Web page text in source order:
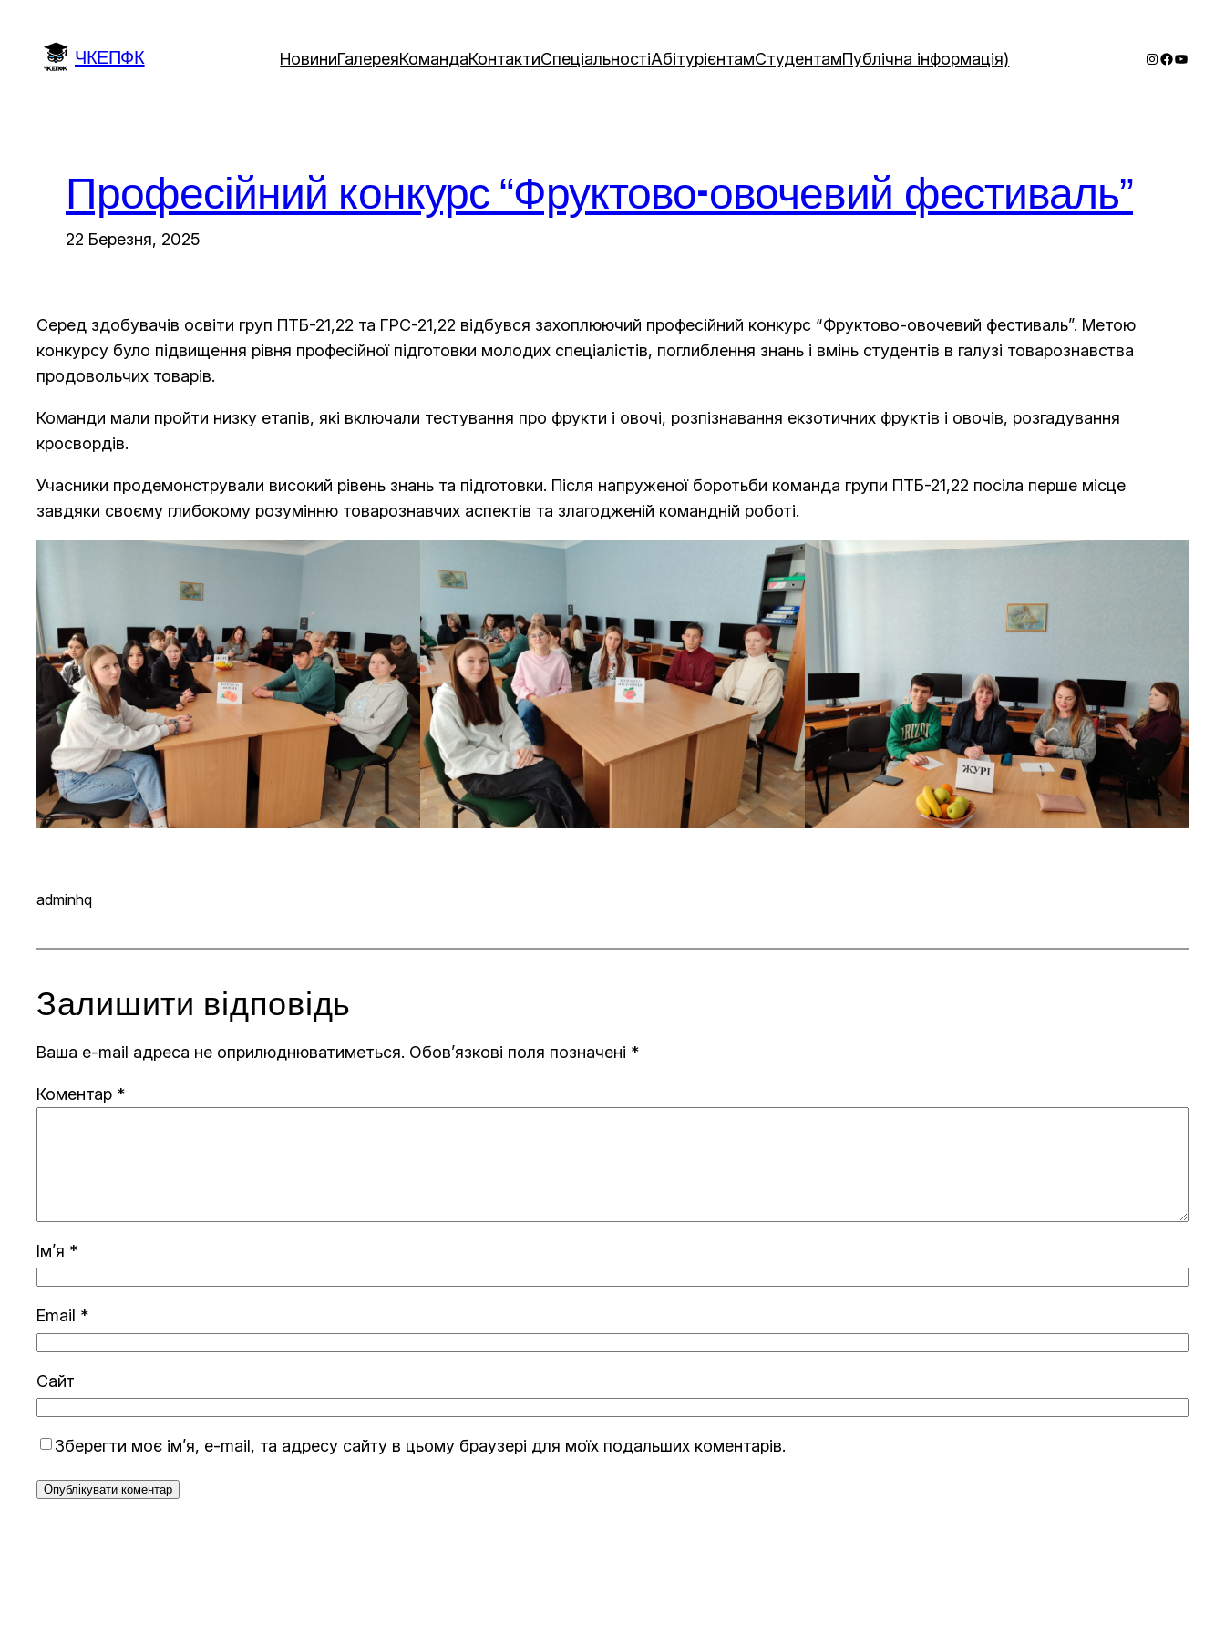
вмісту
ЧКЕПФК НовиниГалереяКомандаКонтактиСпеціальностіАбітурієнтамСтудентамПублічна інформація) Instagram
Професійний конкурс “Фруктово-овочевий фестиваль”
22 Березня, 2025
Серед здобувачів освіти груп ПТБ-21,22 та ГРС-21,22 відбувся захоплюючий професійний конкурс “Фруктово-овочевий фестиваль”. Метою
конкурсу було підвищення рівня професійної підготовки молодих спеціалістів, поглиблення знань і вмінь студентів в галузі товарознавства
продовольчих товарів.
Команди мали пройти низку етапів, які включали тестування про фрукти і овочі, розпізнавання екзотичних фруктів і овочів, розгадування
кросвордів.
Учасники продемонстрували високий рівень знань та підготовки. Після напруженої боротьби команда групи ПТБ-21,22 посіла перше місце
завдяки своєму глибокому розумінню товарознавчих аспектів та злагодженій командній роботі.
adminhq
Залишити відповідь
Ваша e-mail адреса не оприлюднюватиметься. Обов’язкові поля позначені *
Коментар *
Ім’я *
Email *
Сайт
Зберегти моє ім’я, e-mail, та адресу сайту в цьому браузері для моїх подальших коментарів.